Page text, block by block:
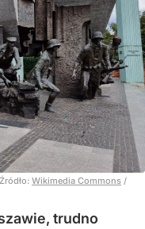
Wikimedia Commons /
trudno